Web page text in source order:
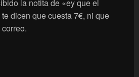
la notita de «ey que el
dicen que cuesta 7€, ni que